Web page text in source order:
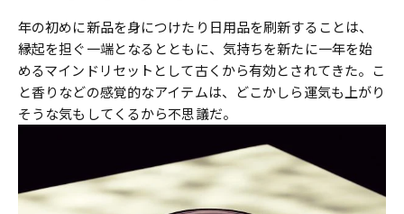
年の初めに新品を身につけたり日用品を刷新することは、
縁起を担ぐ一端となるとともに、気持ちを新たに一年を始
めるマインドリセットとして古くから有効とされてきた。こ
と香りなどの感覚的なアイテムは、どこかしら運気も上がり
そうな気もしてくるから不思議だ。